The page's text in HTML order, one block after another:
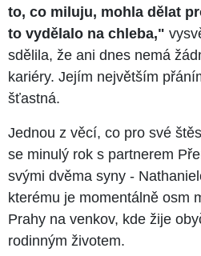
to, co miluju, mohla dělat
to vydělalo na chleba,"
sdělila, že ani dnes nemá
kariéry. Jejím největším
šťastná.
Jednou z věcí, co pro své
se minulý rok s partnerem
svými dvěma syny -
kterému je momentálně osm
Prahy na venkov, kde žije
rodinným životem.